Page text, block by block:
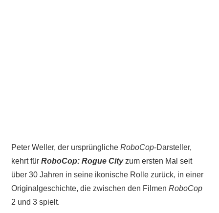
Peter Weller, der ursprüngliche RoboCop-Darsteller,
kehrt für RoboCop: Rogue City zum ersten Mal seit
über 30 Jahren in seine ikonische Rolle zurück, in einer
Originalgeschichte, die zwischen den Filmen RoboCop
2 und 3 spielt.